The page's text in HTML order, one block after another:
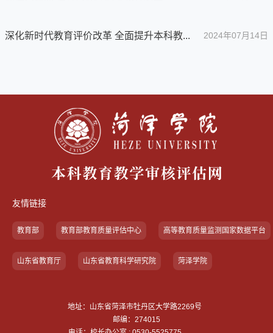
深化新时代教育评价改革 全面提升本科教... 2024年07月14日
友情链接
教育部 教育部教育质量评估中心 高等教育质量监测国家数据平台
山东省教育厅 山东省教育科学研究院 菏泽学院
地址：山东省菏泽市牡丹区大学路2269号
邮编：274015